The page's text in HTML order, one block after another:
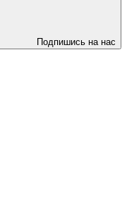
Подпишись на нас